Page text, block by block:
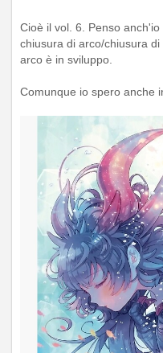
Cioè il vol. 6. Penso
chiusura di arco/chiusura
arco è in sviluppo.
Comunque io spero anche